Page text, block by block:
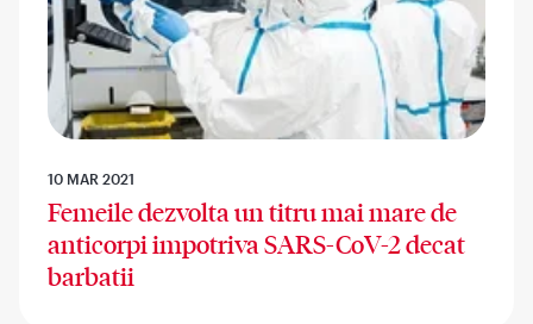
10 MAR 2021
Femeile dezvolta un titru mai mare de
anticorpi impotriva SARS-CoV-2 decat
barbatii